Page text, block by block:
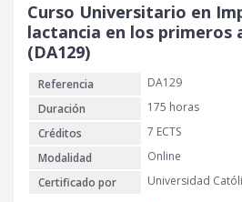
Curso Universitario en
lactancia en los primeros
(DA129)
Referencia
DA129
Duración
175 horas
Créditos
7 ECTS
Modalidad
Online
Certificado por
Universidad